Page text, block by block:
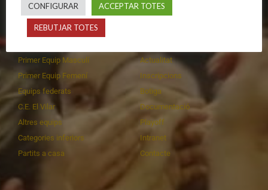
CALENDARIS
Primer Equip Masculí
Primer Equip Femení
Equips federats
C.E. El Vilar
Altres equips
Categories inferiors
Partits a casa
Actualitat
Inscripcions
Botiga
Documentació
Playoff
Intranet
Contacte
CONFIGURAR ACCEPTAR TOTES
REBUTJAR TOTES